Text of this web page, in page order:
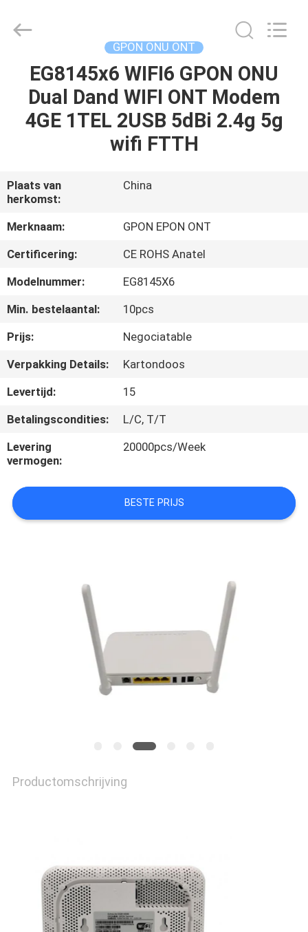
HUIS
PRODUCTEN
ONS
FABRIEKSREIS
KWALITEITSCONTROLE
CONTACTEER
ONS
VERZOEK
EEN
CITAAT
SITEMAP
LIMITED.
GPON ONU ONT
EG8145x6 WIFI6 GPON ONU
Dual Dand WIFI ONT Modem
4GE 1TEL 2USB 5dBi 2.4g 5g
wifi FTTH
Plaats van
herkomst:
China
Merknaam:
GPON EPON ONT
Certificering:
CE ROHS Anatel
Modelnummer:
EG8145X6
Min. bestelaantal:
10pcs
Prijs:
Negociatable
Verpakking Details:
Kartondoos
Levertijd:
15
Betalingscondities:
L/C, T/T
Levering
vermogen:
20000pcs/Week
BESTE PRIJS
Productomschrijving